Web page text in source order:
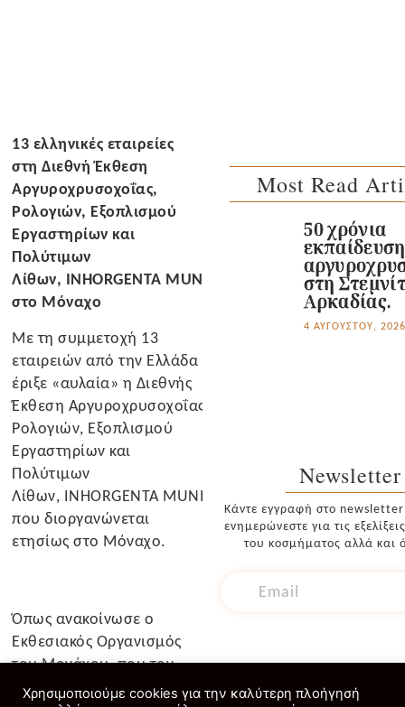
13 ελληνικές εταιρείες
στη Διεθνή Έκθεση
Αργυροχρυσοχοΐας,
Ρολογιών, Εξοπλισμού
Εργαστηρίων και
Πολύτιμων
Λίθων, INHORGENTA MUNICH
στο Μόναχο
Με τη συμμετοχή 13
εταιρειών από την Ελλάδα
έριξε «αυλαία» η Διεθνής
Έκθεση Αργυροχρυσοχοΐας,
Ρολογιών, Εξοπλισμού
Εργαστηρίων και
Πολύτιμων
Λίθων, INHORGENTA MUNICH 2024,
που διοργανώνεται
ετησίως στο Μόναχο.
Όπως ανακοίνωσε ο
Εκθεσιακός Οργανισμός
του Μονάχου, που τον
αντιπροσωπεύει στην
Most Read
50 χρόνια
εκπαίδευση
στη
Αρκαδίας.
4 ΑΥΓΟΎΣΤΟΥ, 2026
Newsletter
Κάντε εγγραφή στο
ενημερώνεστε για τις
του κοσμήματος αλλά και
Χρησιμοποιούμε cookies για την καλύτερη πλοήγησή